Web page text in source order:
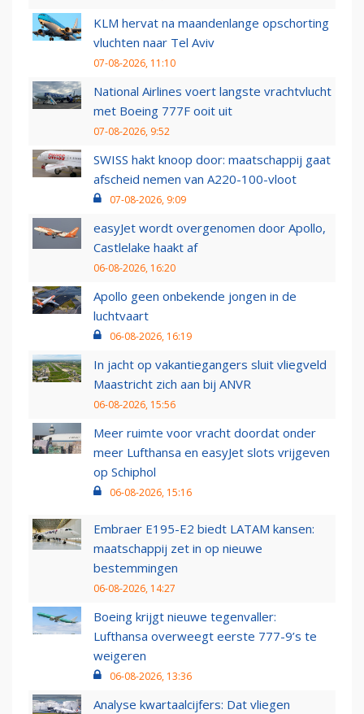
KLM hervat na maandenlange opschorting
vluchten naar Tel Aviv
07-08-2026, 11:10
National Airlines voert langste vrachtvlucht
met Boeing 777F ooit uit
07-08-2026, 9:52
SWISS hakt knoop door: maatschappij gaat
afscheid nemen van A220-100-vloot
07-08-2026, 9:09
easyJet wordt overgenomen door Apollo,
Castlelake haakt af
06-08-2026, 16:20
Apollo geen onbekende jongen in de
luchtvaart
06-08-2026, 16:19
In jacht op vakantiegangers sluit vliegveld
Maastricht zich aan bij ANVR
06-08-2026, 15:56
Meer ruimte voor vracht doordat onder
meer Lufthansa en easyJet slots vrijgeven
op Schiphol
06-08-2026, 15:16
Embraer E195-E2 biedt LATAM kansen:
maatschappij zet in op nieuwe
bestemmingen
06-08-2026, 14:27
Boeing krijgt nieuwe tegenvaller:
Lufthansa overweegt eerste 777-9’s te
weigeren
06-08-2026, 13:36
Analyse kwartaalcijfers: Dat vliegen